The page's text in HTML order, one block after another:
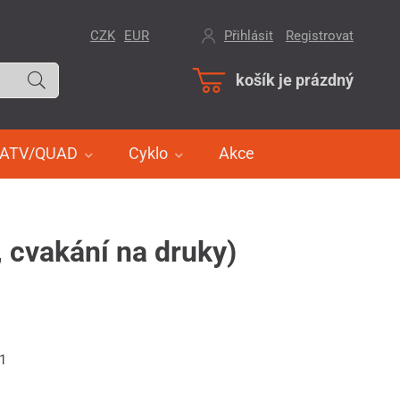
košík je prázdný
ATV/QUAD Cyklo Akce
CZK EUR Přihlásit Registrovat
cvakání na druky)